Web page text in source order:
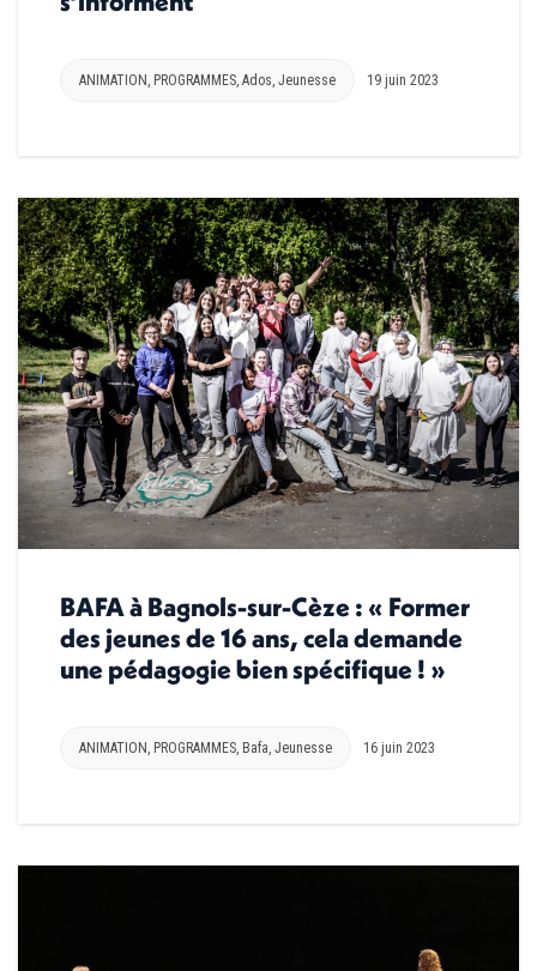
ANIMATION , PROGRAMMES, Ados, Jeunesse 19 juin 2023
BAFA à Bagnols-sur-Cèze : « Former
des jeunes de 16 ans, cela demande
une pédagogie bien spécifique ! »
ANIMATION , PROGRAMMES, Bafa, Jeunesse 16 juin 2023